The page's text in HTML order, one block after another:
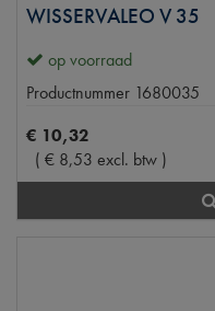
WISSERVALEO V 35
op voorraad
Productnummer 1680035
€ 10,32
( € 8,53 excl. btw )